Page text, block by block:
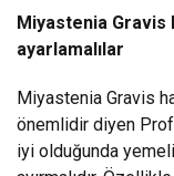
Miyastenia Gravis
ayarlamalılar
Miyastenia Gravis
önemlidir diyen
iyi olduğunda